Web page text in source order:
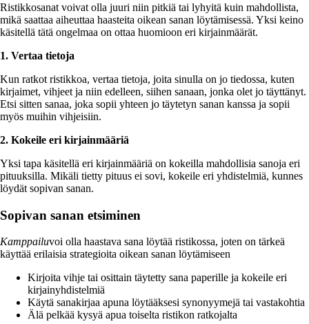
Ristikkosanat voivat olla juuri niin pitkiä tai lyhyitä kuin mahdollista,
mikä saattaa aiheuttaa haasteita oikean sanan löytämisessä. Yksi keino
käsitellä tätä ongelmaa on ottaa huomioon eri kirjainmäärät.
1. Vertaa tietoja
Kun ratkot ristikkoa, vertaa tietoja, joita sinulla on jo tiedossa, kuten
kirjaimet, vihjeet ja niin edelleen, siihen sanaan, jonka olet jo täyttänyt.
Etsi sitten sanaa, joka sopii yhteen jo täytetyn sanan kanssa ja sopii
myös muihin vihjeisiin.
2. Kokeile eri kirjainmääriä
Yksi tapa käsitellä eri kirjainmääriä on kokeilla mahdollisia sanoja eri
pituuksilla. Mikäli tietty pituus ei sovi, kokeile eri yhdistelmiä, kunnes
löydät sopivan sanan.
Sopivan sanan etsiminen
Kamppailuvoi olla haastava sana löytää ristikossa, joten on tärkeä
käyttää erilaisia strategioita oikean sanan löytämiseen
Kirjoita vihje tai osittain täytetty sana paperille ja kokeile eri
kirjainyhdistelmiä
Käytä sanakirjaa apuna löytääksesi synonyymejä tai vastakohtia
Älä pelkää kysyä apua toiselta ristikon ratkojalta